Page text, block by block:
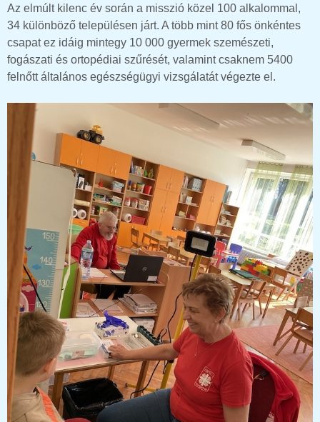
Az elmúlt kilenc év során a misszió közel 100 alkalommal,
34 különböző településen járt. A több mint 80 fős önkéntes
csapat ez idáig mintegy 10 000 gyermek szemészeti,
fogászati és ortopédiai szűrését, valamint csaknem 5400
felnőtt általános egészségügyi vizsgálatát végezte el.